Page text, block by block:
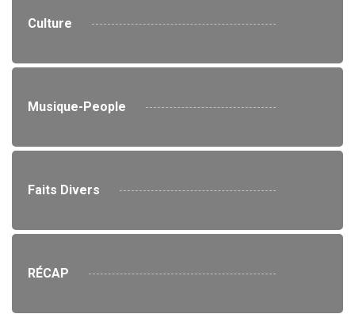
Culture
Musique-People
Faits Divers
RÉCAP